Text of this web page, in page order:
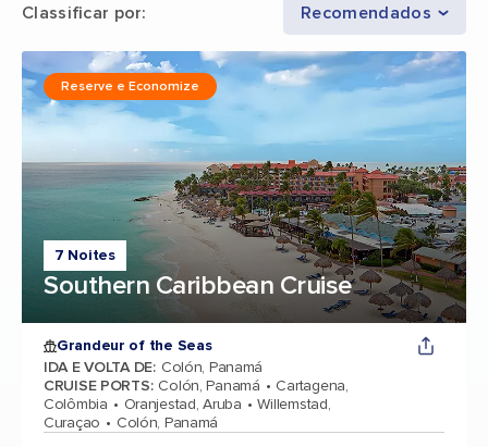
Classificar por: Recomendados
7 Noites
Southern Caribbean Cruise
Reserve e Economize
Grandeur of the Seas
IDA E VOLTA DE: Colón, Panamá
CRUISE PORTS: Colón, Panamá
Cartagena,
Colômbia
Oranjestad, Aruba
Willemstad,
Curaçao
Colón, Panamá